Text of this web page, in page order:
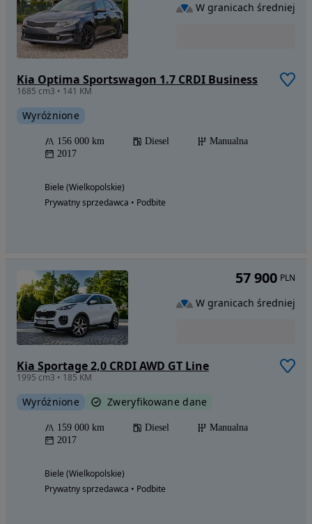
Kia Optima Sportswagon 1.7 CRDI Business
1685 cm3 • 141 KM
Wyróżnione
156 000 km Diesel
Manualna
2017
Biele (Wielkopolskie)
Prywatny sprzedawca • Podbite
W granicach średniej
Kia Sportage 2,0 CRDI AWD GT Line
1995 cm3 • 185 KM
Wyróżnione Zweryfikowane dane
159 000 km Diesel
Manualna
2017
Biele (Wielkopolskie)
Prywatny sprzedawca • Podbite
57 900 PLN
W granicach średniej